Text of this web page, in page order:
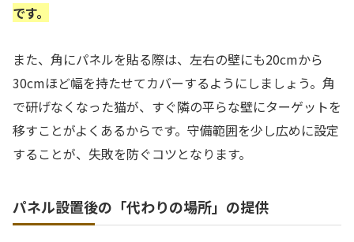
です。
また、角にパネルを貼る際は、左右の壁にも20cmから
30cmほど幅を持たせてカバーするようにしましょう。角
で研げなくなった猫が、すぐ隣の平らな壁にターゲットを
移すことがよくあるからです。守備範囲を少し広めに設定
することが、失敗を防ぐコツとなります。
パネル設置後の「代わりの場所」の提供